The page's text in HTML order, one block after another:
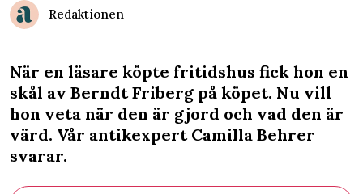
Redaktionen
När en läsare köpte fritidshus fick hon en
skål av Berndt Friberg på köpet. Nu vill
hon veta när den är gjord och vad den är
värd. Vår antikexpert Camilla Behrer
svarar.